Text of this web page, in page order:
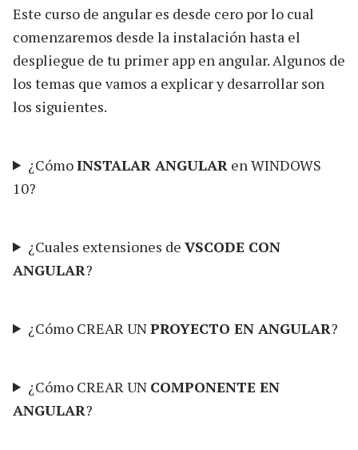
Este curso de angular es desde cero por lo cual
comenzaremos desde la instalación hasta el
despliegue de tu primer app en angular. Algunos de
los temas que vamos a explicar y desarrollar son
los siguientes.
¿CómoINSTALAR ANGULAR en WINDOWS
10?
¿Cuales extensiones deVSCODE CON
ANGULAR?
¿Cómo CREAR UNPROYECTO EN ANGULAR?
¿Cómo CREAR UN COMPONENTE EN
ANGULAR?